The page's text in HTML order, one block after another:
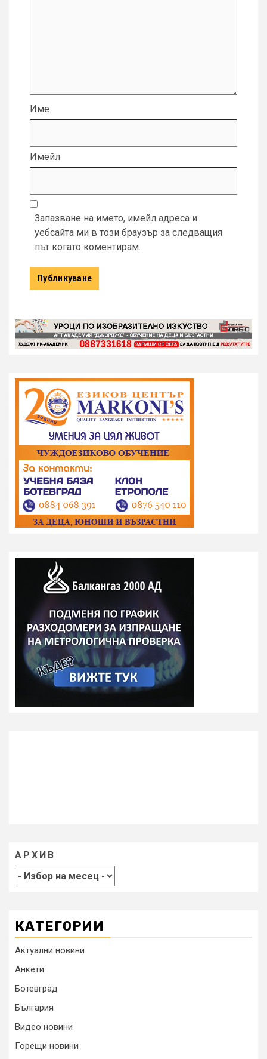
Име
Имейл
Запазване на името, имейл адреса и
уебсайта ми в този браузър за следващия
път когато коментирам.
АРХИВ
КАТЕГОРИИ
Актуални новини
Анкети
Ботевград
България
Видео новини
Горещи новини